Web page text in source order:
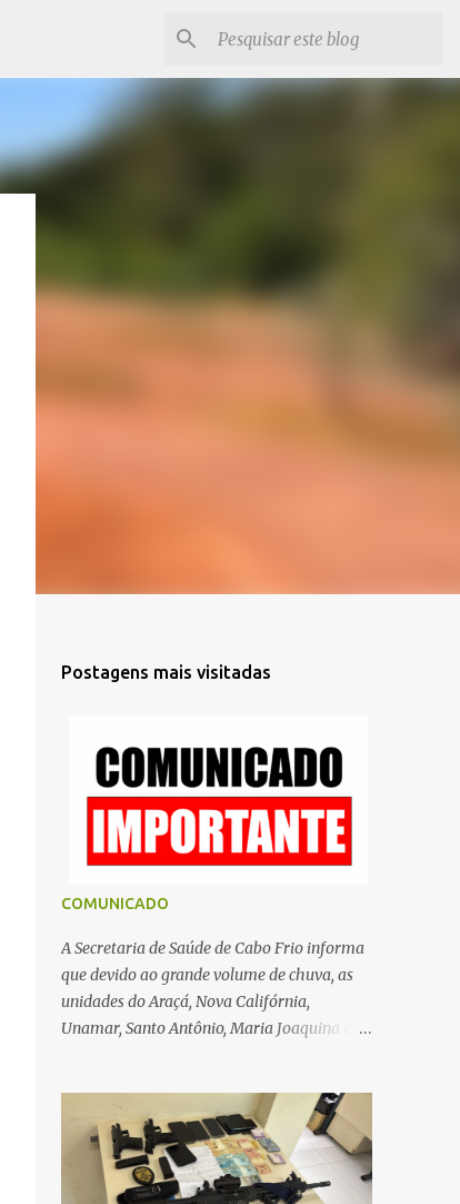
Postagens mais visitadas
COMUNICADO
A Secretaria de Saúde de Cabo Frio informa
que devido ao grande volume de chuva, as
unidades do Araçá, Nova Califórnia,
Unamar, Santo Antônio, Maria Joaquina e
dia serão remarcadas; a orientação é que os
pacientes procurem as unidades na
segunda-feira (2) para saberem o dia da
remarcação. Contamos com a compreensão